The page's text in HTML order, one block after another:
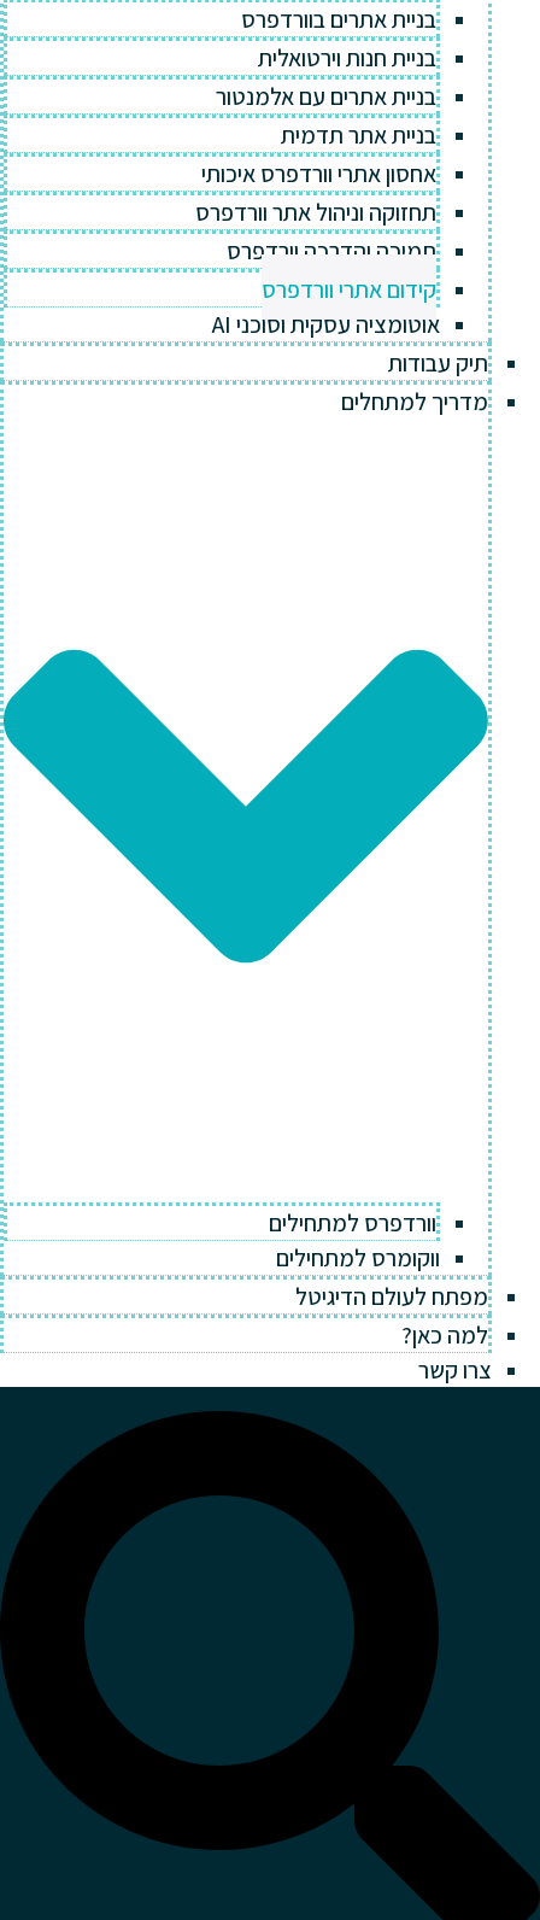
בניית אתרים בוורדפרס
בניית חנות וירטואלית
בניית אתרים עם אלמנטור
בניית אתר תדמית
אחסון אתרי וורדפרס איכותי
תחזוקה וניהול אתר וורדפרס
תמיכה והדרכה וורדפרס
קידום אתרי וורדפרס
אוטומציה עסקית וסוכני AI
תיק עבודות
מדריך למתחלים
וורדפרס למתחילים
ווקומרס למתחילים
מפתח לעולם הדיגיטל
למה כאן?
צרו קשר